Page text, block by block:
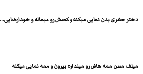
دختر حشری بدن نمایی میکنه و کصش رو میماله و خودارضایی...
میلف مسن ممه هاش رو میندازه بیرون و ممه نمایی میکنه